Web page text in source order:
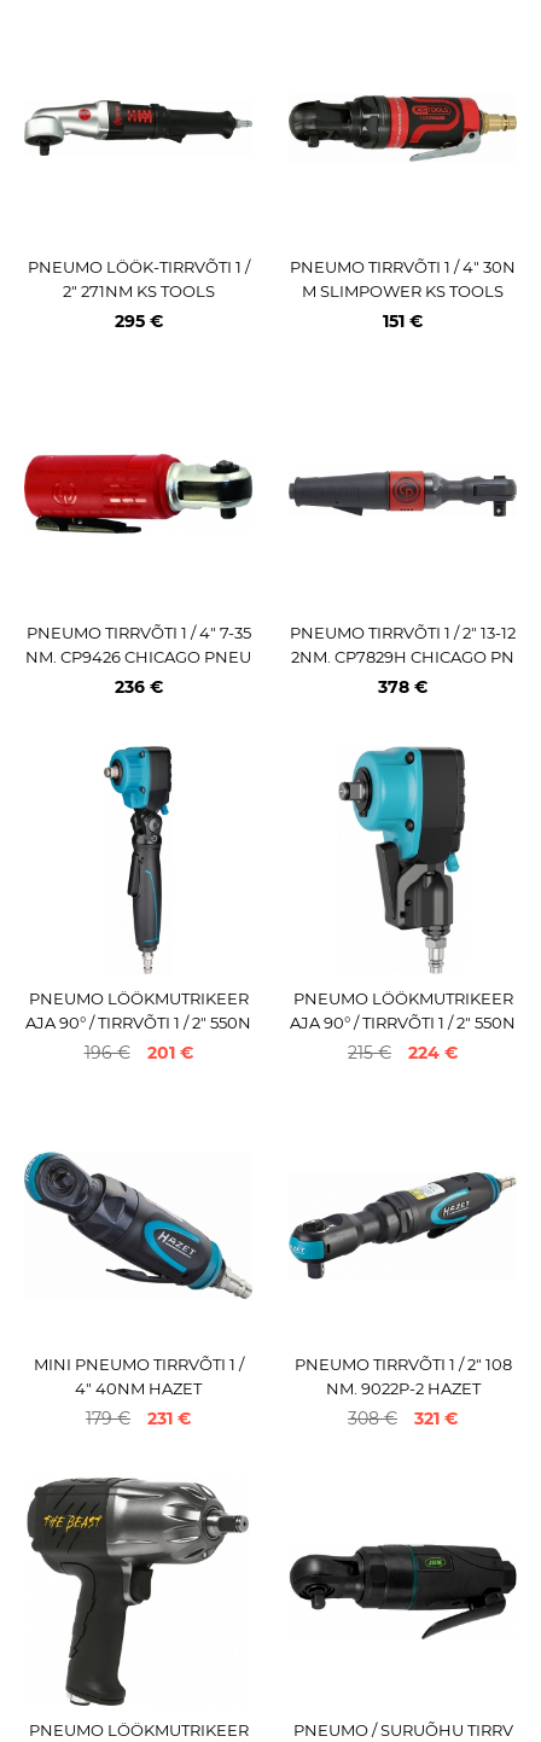
PNEUMO LÖÖK-TIRRVÕTI 1 /
2" 271NM KS TOOLS
295 €
PNEUMO TIRRVÕTI 1 / 4" 30N
M SLIMPOWER KS TOOLS
151 €
PNEUMO TIRRVÕTI 1 / 4" 7-35
NM. CP9426 CHICAGO PNEU
MATIC
236 €
PNEUMO TIRRVÕTI 1 / 2" 13-12
2NM. CP7829H CHICAGO PN
EUMATIC
378 €
PNEUMO LÖÖKMUTRIKEER
AJA 90° / TIRRVÕTI 1 / 2" 550N
M HAZET
196 € 201 €
PNEUMO LÖÖKMUTRIKEER
AJA 90° / TIRRVÕTI 1 / 2" 550N
M (ILMA VARRETA VERSIOO
215 € 224 €
MINI PNEUMO TIRRVÕTI 1 /
4" 40NM HAZET
179 € 231 €
PNEUMO TIRRVÕTI 1 / 2" 108
NM. 9022P-2 HAZET
308 € 321 €
PNEUMO LÖÖKMUTRIKEER
PNEUMO / SURUÕHU TIRRV